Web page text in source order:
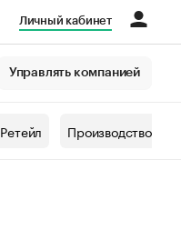
Личный кабинет
Управлять компанией
Ретейл Производство